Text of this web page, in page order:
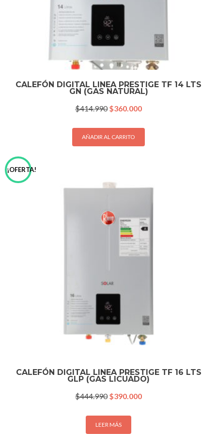
CALEFÓN DIGITAL LINEA PRESTIGE TF 14 LTS
GN (GAS NATURAL)
$414.990 El
original
era:
$414.990.
$360.000El
actual
$360.000.
AÑADIR AL CARRITO
¡OFERTA!
CALEFÓN DIGITAL LINEA PRESTIGE TF 16 LTS
GLP (GAS LICUADO)
$444.990 El
original
era:
$390.000El
LEER MÁS